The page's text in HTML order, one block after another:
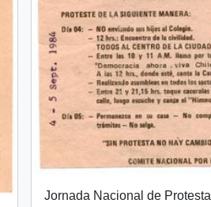
Jornada Nacional de Protesta